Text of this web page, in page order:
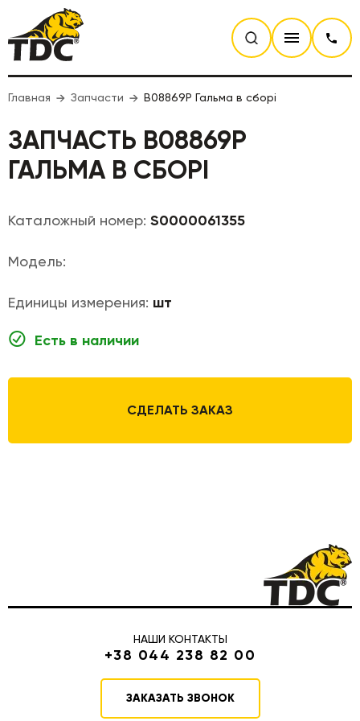
Главная Запчасти B08869P Гальма в сборі
ЗАПЧАСТЬ B08869P
ГАЛЬМА В СБОРІ
Каталожный номер: S0000061355
Модель:
Единицы измерения: шт
Есть в наличии
СДЕЛАТЬ ЗАКАЗ
НАШИ КОНТАКТЫ
+38 044 238 82 00
ЗАКАЗАТЬ ЗВОНОК